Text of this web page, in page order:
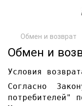
Обмен и возврат
Обмен и
Условия
Согласно
потребителей"